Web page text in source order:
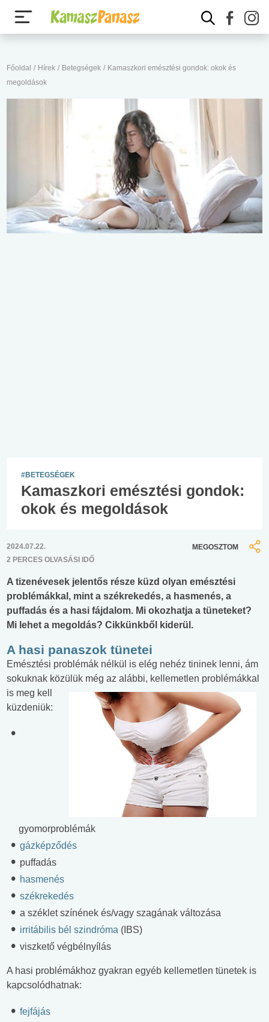
Főoldal / Hírek / Betegségek / Kamaszkori emésztési gondok: okok és
megoldások
#BETEGSÉGEK
Kamaszkori emésztési gondok:
okok és megoldások
2024.07.22.
2 PERCES OLVASÁSI IDŐ
MEGOSZTOM
A tizenévesek jelentős része küzd olyan emésztési
problémákkal, mint a székrekedés, a hasmenés, a
puffadás és a hasi fájdalom. Mi okozhatja a tüneteket?
Mi lehet a megoldás? Cikkünkből kiderül.
A hasi panaszok tünetei
Emésztési problémák nélkül is elég nehéz tininek lenni, ám
sokuknak közülük még az alábbi, kellemetlen problémákkal
is meg kell
küzdeniük:
gyomorproblémák
gázképződés
puffadás
hasmenés
székrekedés
a széklet színének és/vagy szagának változása
irritábilis bél szindróma (IBS)
viszkető végbélnyílás
A hasi problémákhoz gyakran egyéb kellemetlen tünetek is
kapcsolódhatnak:
fejfájás